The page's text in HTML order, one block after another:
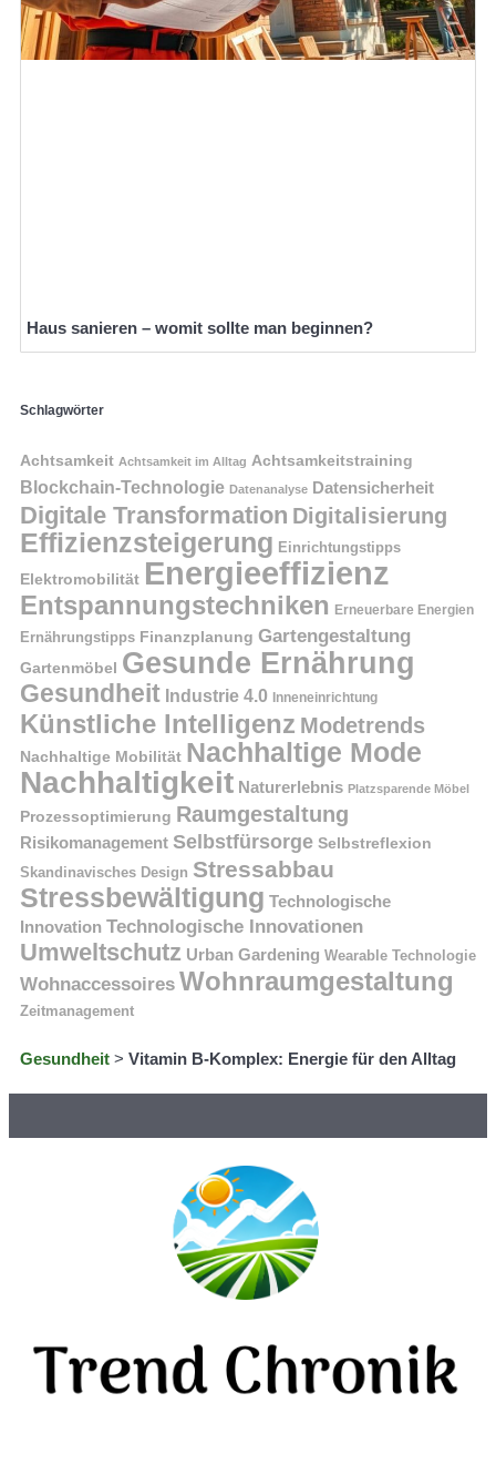
Haus sanieren – womit sollte man beginnen?
Schlagwörter
Achtsamkeit Achtsamkeit im Alltag Achtsamkeitstraining
Blockchain-Technologie Datenanalyse Datensicherheit
Digitale Transformation Digitalisierung
Effizienzsteigerung Einrichtungstipps
Elektromobilität Energieeffizienz
Entspannungstechniken Erneuerbare Energien
Ernährungstipps Finanzplanung Gartengestaltung
Gartenmöbel Gesunde Ernährung
Gesundheit Industrie 4.0 Inneneinrichtung
Künstliche Intelligenz Modetrends
Nachhaltige Mobilität Nachhaltige Mode
Nachhaltigkeit Naturerlebnis Platzsparende Möbel
Prozessoptimierung Raumgestaltung
Risikomanagement Selbstfürsorge Selbstreflexion
Skandinavisches Design Stressabbau
Stressbewältigung Technologische
Innovation Technologische Innovationen
Umweltschutz Urban Gardening Wearable Technologie
Wohnaccessoires Wohnraumgestaltung
Zeitmanagement
Gesundheit > Vitamin B-Komplex: Energie für den Alltag